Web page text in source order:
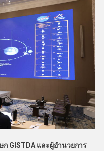
GISTDA และผู้อำนวยการ